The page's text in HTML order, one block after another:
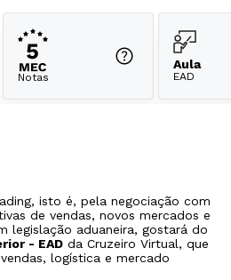
Notas
Aula
EAD
isto é, pela negociação com
de vendas, novos mercados e
legislação aduaneira, gostará do
- EAD da Cruzeiro Virtual, que
logística e mercado